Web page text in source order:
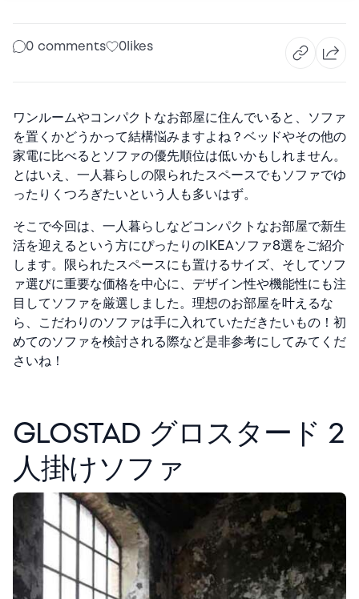
0 comments 0likes
ワンルームやコンパクトなお部屋に住んでいると、ソファ
を置くかどうかって結構悩みますよね？ ベッドやその他の
家電に比べるとソファの優先順位は低いかもしれません。
とはいえ、一人暮らしの限られたスペースでもソファでゆ
ったりくつろぎたいという人も多いはず。
そこで今回は、一人暮らしなどコンパクトなお部屋で新生
活を迎えるという方にぴったりのIKEAソファ8選をご紹介
します。限られたスペースにも置けるサイズ、そしてソフ
ァ選びに重要な価格を中心に、デザイン性や機能性にも注
目してソファを厳選しました。理想のお部屋を叶えるな
ら、こだわりのソファは手に入れていただきたいもの！ 初
めてのソファを検討される際など是非参考にしてみてくだ
さいね！
GLOSTAD グロスタード 2
人掛けソファ